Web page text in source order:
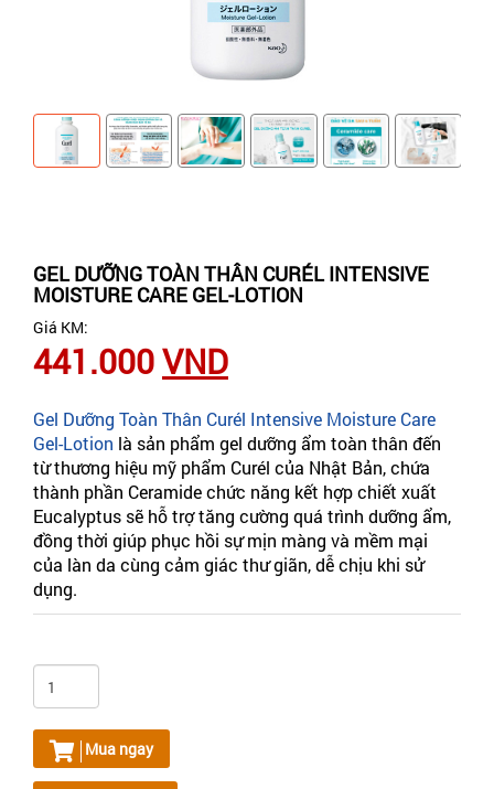
GEL DƯỠNG TOÀN THÂN CURÉL INTENSIVE
MOISTURE CARE GEL-LOTION
Giá KM:
441.000VND
Gel Dưỡng Toàn Thân Curél Intensive Moisture Care
Gel-Lotion là sản phẩm gel dưỡng ẩm toàn thân đến
từ thương hiệu mỹ phẩm Curél của Nhật Bản, chứa
thành phần Ceramide chức năng kết hợp chiết xuất
Eucalyptus sẽ hỗ trợ tăng cường quá trình dưỡng ẩm,
đồng thời giúp phục hồi sự mịn màng và mềm mại
của làn da cùng cảm giác thư giãn, dễ chịu khi sử
dụng.
Mua ngay